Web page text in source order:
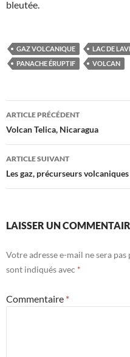
bleutée.
GAZ VOLCANIQUE LAC DE
PANACHE ÉRUPTIF
VOLCAN
Navigation
des
articles
ARTICLE PRÉCÉDENT
Volcan Telica, Nicaragua
ARTICLE SUIVANT
Les gaz, précurseurs volcaniques
LAISSER UN
Votre adresse e-mail ne sera pas
sont indiqués avec *
Commentaire *